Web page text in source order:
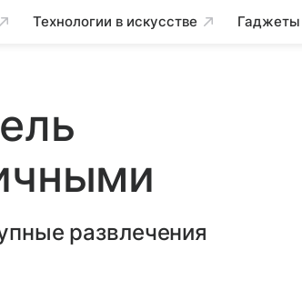
Технологии в искусстве Гаджеты
развлечения